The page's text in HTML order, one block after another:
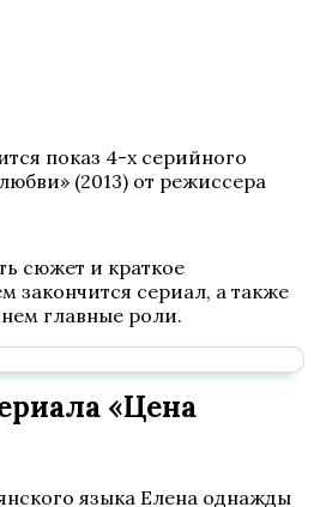
показ 4-х серийного
(2013) от режиссера
сюжет и краткое
закончится сериал, а также
главные роли.
«Цена
языка Елена однажды